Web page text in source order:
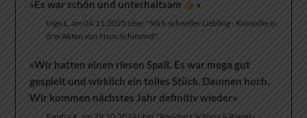
»Es war schön und unterhaltsam «
Ingo L. am 04.11.2025 über "Stirb schneller Liebling - Komödie in
drei Akten von Hans Schimmel".
»Wir hatten einen riesen Spaß. Es war mega gut
gespielt und wirklich ein tolles Stück. Daumen hoch.
Wir kommen nächstes Jahr definitiv wieder«